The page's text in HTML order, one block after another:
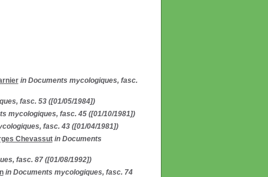
in Documents mycologiques, fasc.
fasc. 53 ([01/05/1984])
mycologiques, fasc. 45 ([01/10/1981])
fasc. 43 ([01/04/1981])
Chevassut in Documents
fasc. 87 ([01/08/1992])
in Documents mycologiques, fasc. 74